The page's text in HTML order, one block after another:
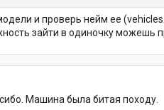
запустить сервер. В консоли
Доджа у меня почему-то
и проверь нейм ее
зайти в одиночку можешь
Машина была битая походу.